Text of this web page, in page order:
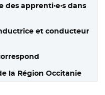
apprenti·e·s dans
et conducteur
la Région Occitanie